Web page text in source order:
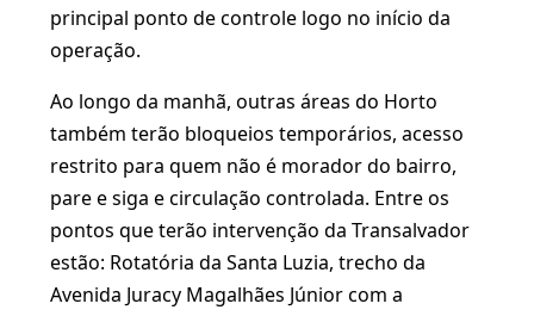
principal ponto de controle logo no início da
operação.
Ao longo da manhã, outras áreas do Horto
também terão bloqueios temporários, acesso
restrito para quem não é morador do bairro,
pare e siga e circulação controlada. Entre os
pontos que terão intervenção da Transalvador
estão: Rotatória da Santa Luzia, trecho da
Avenida Juracy Magalhães Júnior com a